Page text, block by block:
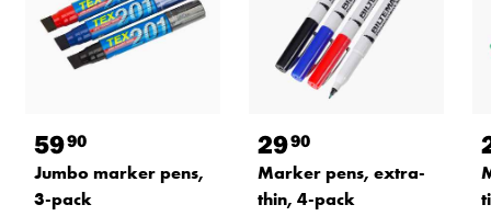
5990
Jumbo marker pens,
3-pack
2990
Marker pens, extra-
thin, 4-pack